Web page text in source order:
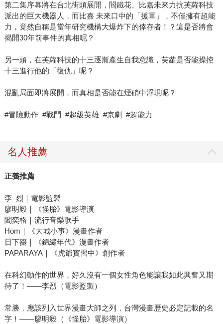
第二集序幕將在台北街頭展開，閻鐵花、比嘉未來力抗芙蘿科技
派出的巨大機器人，而比嘉 未來口中的「援軍」，不僅擁有超能
力，竟然自稱是當年研究機構大爆炸下的倖存者！？這是否將會
揭開30年前事件的真相呢？
另一頭，在芙蘿科技的十三逐漸產生自我意識，芙蘿是否能操控
十三進行他的「復仇」呢？
混亂局面即將展開，而真相是否能在煙硝中浮現呢？
#冒險動作 #戰鬥 #超級英雄 #京劇 #超能力
名人推薦
正義推薦
李 烈｜電影監製
廖明毅｜《怪胎》電影導演
閻奕格｜流行音樂歌手
Hom｜《大城小事》漫畫作者
日下棗｜《錦繡年代》漫畫作者
PAPARAYA｜《虎爺實習中》創作者
在科幻動作的世界，好久沒有一個女性角色能讓我如此興奮又期
待了！——李烈（電影監製）
常勝，應該列入世界漫畫大師之列，台灣漫畫歷史必定記載的名
字！——廖明毅（《怪胎》電影導演）